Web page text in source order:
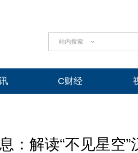
站内搜索
C财经
：解读“不见星空